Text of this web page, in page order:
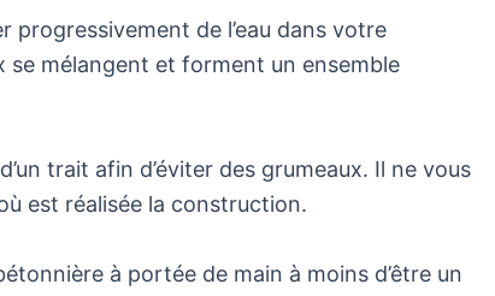
progressivement de l’eau dans votre
se mélangent et forment un ensemble
trait afin d’éviter des grumeaux. Il ne vous
est réalisée la construction.
à portée de main à moins d’être un